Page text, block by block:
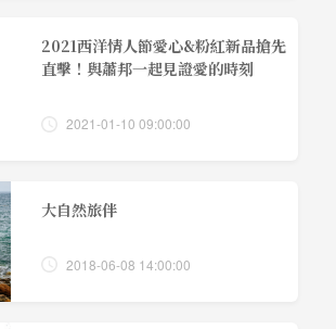
2021西洋情人節愛心&粉紅新品搶先
直擊！與蕭邦一起見證愛的時刻
2021-01-10 09:00:00
大自然旅伴
2018-06-08 14:00:00